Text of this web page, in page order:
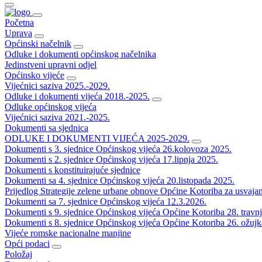
Početna
Uprava
Općinski načelnik
Odluke i dokumenti općinskog načelnika
Jedinstveni upravni odjel
Općinsko vijeće
Vijećnici saziva 2025.-2029.
Odluke i dokumenti vijeća 2018.-2025.
Odluke općinskog vijeća
Vijećnici saziva 2021.-2025.
Dokumenti sa sjednica
ODLUKE I DOKUMENTI VIJEĆA 2025-2029.
Dokumenti s 3. sjednice Općinskog vijeća 26.kolovoza 2025.
Dokumenti s 2. sjednice Općinskog vijeća 17.lipnja 2025.
Dokumenti s konstituirajuće sjednice
Dokumenti sa 4. sjednice Općinskog vijeća 20.listopada 2025.
Prijedlog Strategije zelene urbane obnove Općine Kotoriba za
Dokumenti sa 7. sjednice Općinskog vijeća 12.3.2026.
Dokumenti s 9. sjednice Općinskog vijeća Općine Kotoriba 28.
Dokumenti s 8. sjednice Općinskog vijeća Općine Kotoriba 26.
Vijeće romske nacionalne manjine
Opći podaci
Položaj